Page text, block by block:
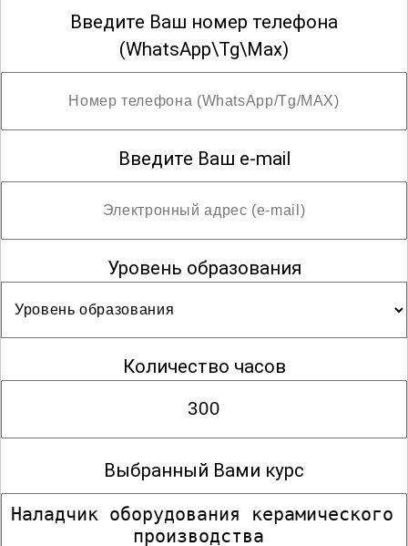
Введите Ваш номер телефона
(WhatsApp\Tg\Max)
Введите Ваш e-mail
Уровень образования
Количество часов
Выбранный Вами курс